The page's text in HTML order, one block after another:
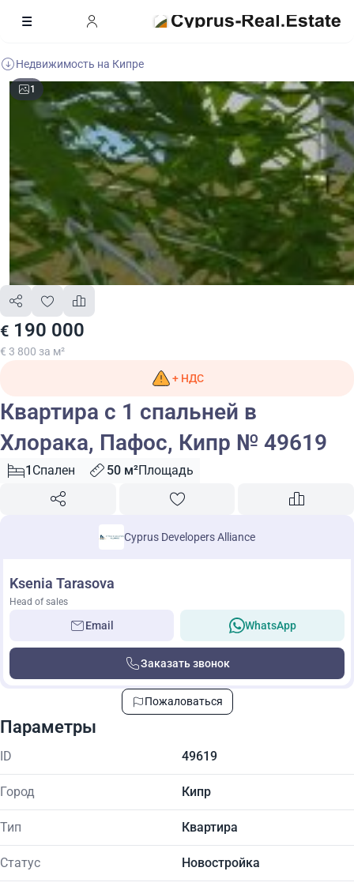
Недвижимость на Кипре
1
€ 190 000
€ 3 800 за м²
+ НДС
Квартира с 1 спальней в
Хлорака, Пафос, Кипр № 49619
1 Спален 50 м²Площадь
Cyprus Developers Alliance
Ksenia Tarasova
Head of sales
Email WhatsApp
Заказать звонок
Пожаловаться
Параметры
ID 49619
Город Кипр
Тип Квартира
Статус Новостройка